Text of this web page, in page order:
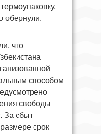
обернули.
что
способом
свободы
За сбыт
срок